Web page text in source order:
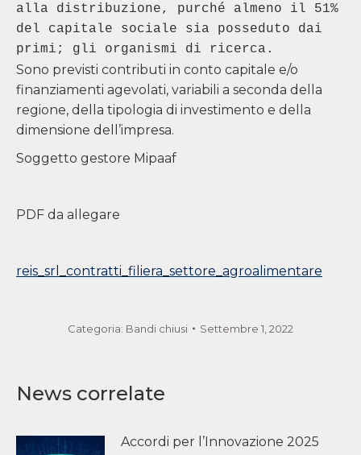
alla distribuzione, purché almeno il 51%
del capitale sociale sia posseduto dai
Sono previsti contributi in conto capitale e/o
finanziamenti agevolati, variabili a seconda della
regione, della tipologia di investimento e della
dimensione dell’impresa.
Soggetto gestore Mipaaf
PDF da allegare
reis_srl_contratti_filiera_settore_agroalimentare
Categoria: Bandi chiusi Settembre 1, 2022
News correlate
Accordi per l’Innovazione 2025